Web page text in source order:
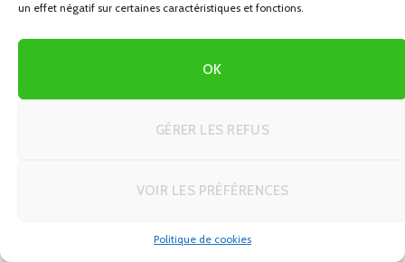
un effet négatif sur certaines caractéristiques et fonctions.
OK
GÉRER LES REFUS
VOIR LES PRÉFÉRENCES
Politique de cookies
qu’un autotour. Notre agence de voyage spécialisée vous
propose un itinéraire captivant qui vous mènera d’Istanbul
à la Cappadoce, en passant par des sites historiques
Istanbul, la ville aux mille visages
Votre périple commence à Istanbul, une ville au carrefour
de monuments historiques, de bazars animés et de